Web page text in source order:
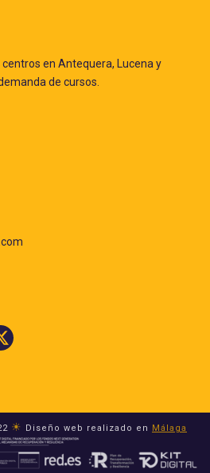
en Antequera, Lucena y
de cursos.
☀ Diseño web realizado en Málaga